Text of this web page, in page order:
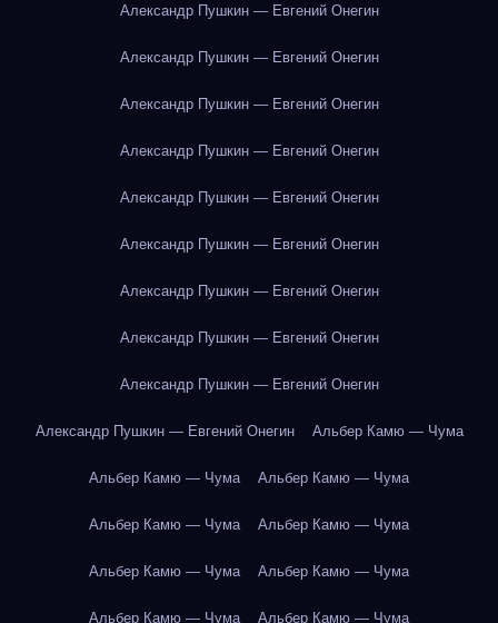
Александр Пушкин — Евгений Онегин
Александр Пушкин — Евгений Онегин
Александр Пушкин — Евгений Онегин
Александр Пушкин — Евгений Онегин
Александр Пушкин — Евгений Онегин
Александр Пушкин — Евгений Онегин
Александр Пушкин — Евгений Онегин
Александр Пушкин — Евгений Онегин
Александр Пушкин — Евгений Онегин
Александр Пушкин — Евгений Онегин Альбер Камю — Чума
Альбер Камю — Чума Альбер Камю — Чума
Альбер Камю — Чума Альбер Камю — Чума
Альбер Камю — Чума Альбер Камю — Чума
Альбер Камю — Чума Альбер Камю — Чума